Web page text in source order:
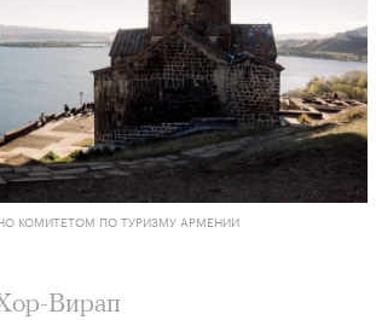
КОМИТЕТОМ ПО ТУРИЗМУ АРМЕНИИ
Вирап